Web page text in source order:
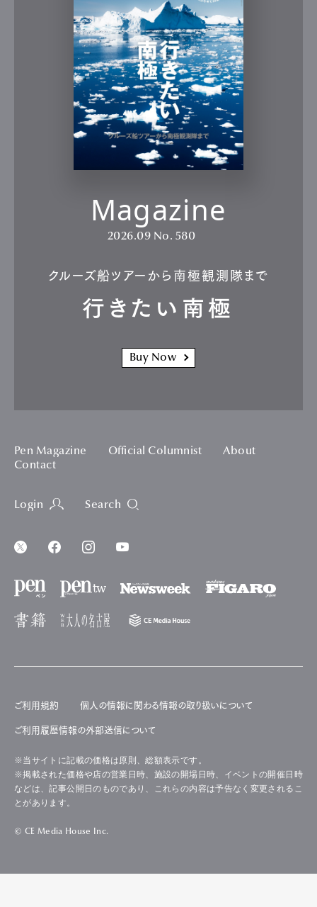
Magazine
2026.09 No. 580
クルーズ船ツアーから南極観測隊まで
行きたい南極
Buy Now
Pen Magazine Official Columnist
About
Contact
Login Search
ご利用規約 個人の情報に関わる情報の取り扱いについて
ご利用履歴情報の外部送信について
※当サイトに記載の価格は原則、総額表示です。
※掲載された価格や店の営業日時、施設の開場日時、イベントの開催日時
などは、記事公開日のものであり、これらの内容は予告なく変更されるこ
とがあります。
© CE Media House Inc.